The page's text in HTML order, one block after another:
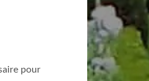
pour